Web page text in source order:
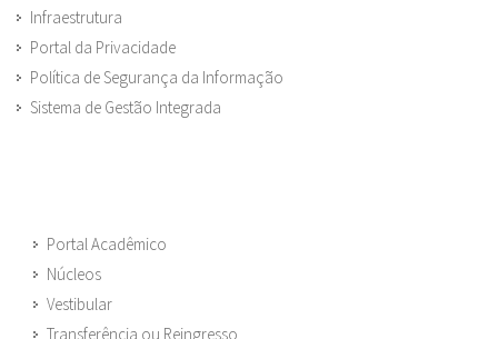
Infraestrutura
Portal da Privacidade
Política de Segurança da Informação
Sistema de Gestão Integrada
Portal Acadêmico
Núcleos
Vestibular
Transferência ou Reingresso